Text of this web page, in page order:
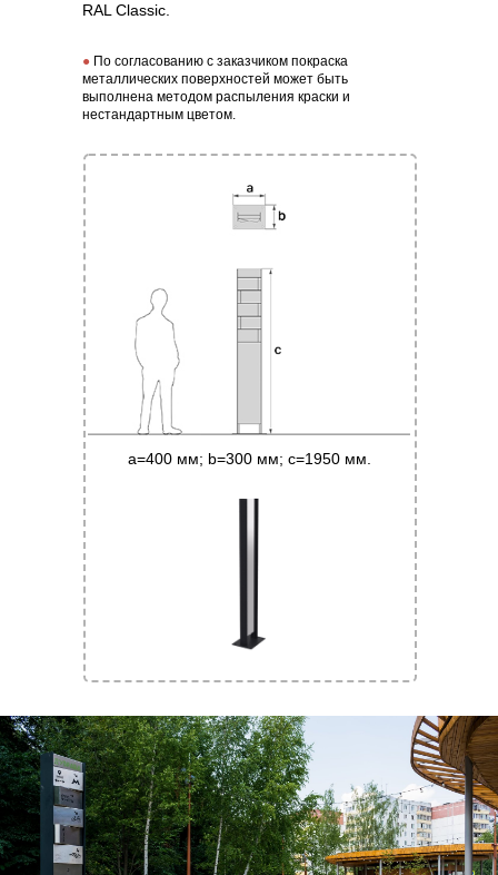
a=400 мм; b=300 мм; с=1950 мм.
RAL Classic.
● По согласованию с заказчиком покраска
металлических поверхностей может быть
выполнена методом распыления краски и
нестандартным цветом.